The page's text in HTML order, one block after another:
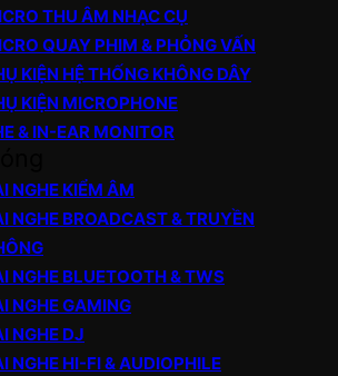
THU ÂM NHẠC CỤ
QUAY PHIM & PHỎNG VẤN
KIỆN HỆ THỐNG KHÔNG DÂY
KIỆN MICROPHONE
& IN-EAR MONITOR
NGHE KIỂM ÂM
NGHE BROADCAST & TRUYỀN
NGHE BLUETOOTH & TWS
NGHE GAMING
NGHE DJ
NGHE HI-FI & AUDIOPHILE